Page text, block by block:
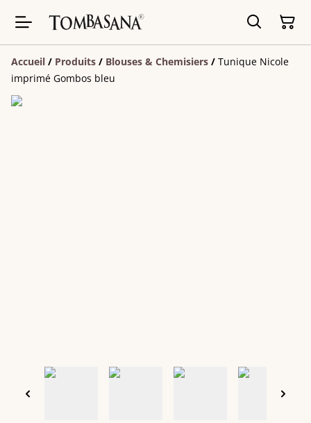
Accueil / Produits / Blouses & Chemisiers / Tunique Nicole
imprimé Gombos bleu